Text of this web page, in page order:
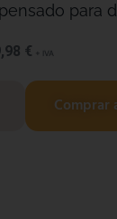
para
€ + IVA
Comprar